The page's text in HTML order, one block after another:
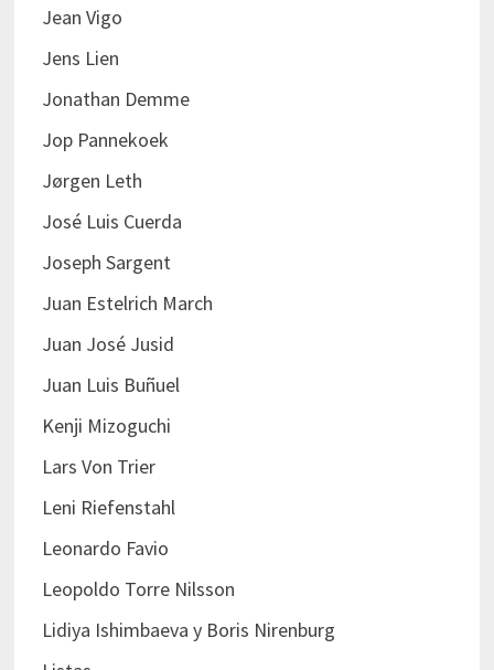
Jean Vigo
Jens Lien
Jonathan Demme
Jop Pannekoek
Jørgen Leth
José Luis Cuerda
Joseph Sargent
Juan Estelrich March
Juan José Jusid
Juan Luis Buñuel
Kenji Mizoguchi
Lars Von Trier
Leni Riefenstahl
Leonardo Favio
Leopoldo Torre Nilsson
Lidiya Ishimbaeva y Boris Nirenburg